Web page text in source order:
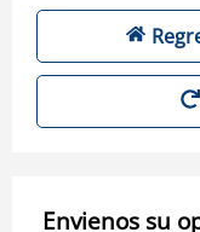
Envienos su